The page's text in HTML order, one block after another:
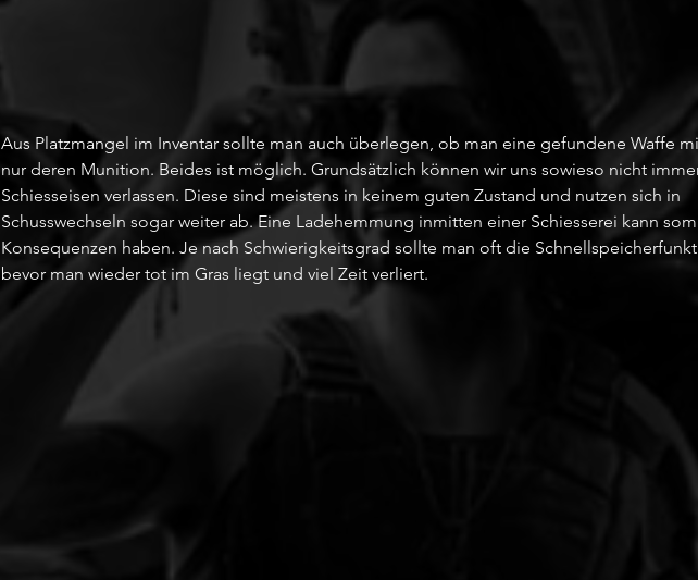
Aus Platzmangel im Inventar sollte man auch überlegen, ob man eine gefundene Waffe
nur deren Munition. Beides ist möglich. Grundsätzlich können wir uns sowieso nicht
Schiesseisen verlassen. Diese sind meistens in keinem guten Zustand und nutzen sich in
Schusswechseln sogar weiter ab. Eine Ladehemmung inmitten einer Schiesserei kann
Konsequenzen haben. Je nach Schwierigkeitsgrad sollte man oft die
bevor man wieder tot im Gras liegt und viel Zeit verliert.